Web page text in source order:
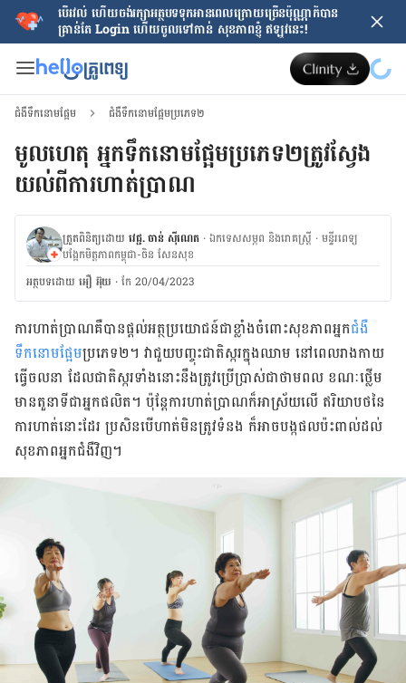
បើរវល់ ហើយចង់​រក្សាអត្ថបទទុកអានពេលក្រោយ​ច្រើនប៉ុណ្ណាក៏បាន
គ្រាន់តែ​ Login ហើយចូលទៅកាន់ សុខភាពខ្ញុំ ឥឡូវនេះ!
ជំងឺទឹកនោមផ្អែម ជំងឺទឹកនោមផ្អែមប្រភេទ២
មូលហេតុ អ្នកទឹកនោមផ្អែមប្រភេទ២ត្រូវស្វែង
យល់ពីការហាត់ប្រាណ
ត្រួតពិនិត្យដោយ វេជ្ជ. ចាន់ ស៊ីណេត ·ឯកទេសសម្ភព និងរោគស្ត្រី ·ម​ន្ទីរពេទ្យ
បង្អែកមិត្តភាពកម្ពុជា-ចិន សែនសុខ
អត្ថបទ​ដោយ អឿ អ៊ុយ ·កែ 20/04/2023
ការហាត់ប្រាណគឺបានផ្ដល់អត្ថប្រយោជន៍ជាខ្លាំងចំពោះសុខភាពអ្នកជំងឺ
ទឹកនោមផ្អែមប្រភេទ២។ វាជួយបញ្ចុះជាតិស្ករក្នុងឈាម នៅពេលរាងកាយ
ធ្វើចលនា ដែលជាតិស្ករទាំងនោះនឹងត្រូវប្រើប្រាស់ជាថាមពល ខណៈថ្លើម
មានតួនាទីជាអ្នកផលិត។ ប៉ុន្ដែការហាត់ប្រាណក៏អាស្រ័យលើ ឥរិយាបថនៃ
ការហាត់នោះដែរ ប្រសិនបើហាត់មិនត្រូវទំនង ក៏អាចបង្កផលប៉ះពាល់ដល់
សុខភាពអ្នកជំងឺវិញ។